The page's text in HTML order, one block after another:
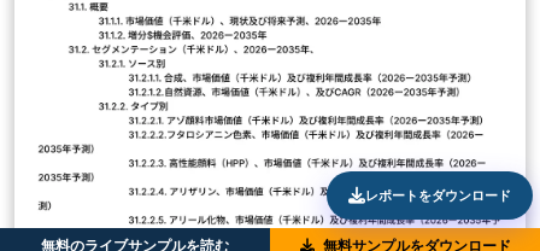
無料のライブサンプルを読む 無料サンプルをダウンロード
レポートをダウンロード